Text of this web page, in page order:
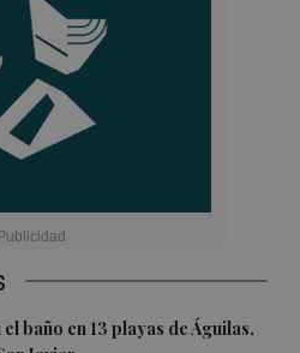
baño en 13 playas de Águilas,